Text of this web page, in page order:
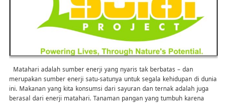
Matahari adalah sumber enerji yang nyaris tak berbatas – dan
merupakan sumber enerji satu-satunya untuk segala kehidupan di dunia
ini. Makanan yang kita konsumsi dari sayuran dan ternak adalah juga
berasal dari enerji matahari. Tanaman pangan yang tumbuh karena